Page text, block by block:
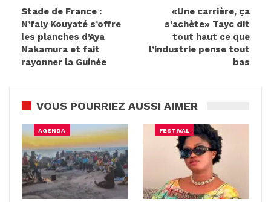
Stade de France :
N’faly Kouyaté s’offre
les planches d’Aya
Nakamura et fait
rayonner la Guinée
«Une carrière, ça
s’achète» Tayc dit
tout haut ce que
l’industrie pense tout
bas
VOUS POURRIEZ AUSSI AIMER
AGENDA FESTIVAL